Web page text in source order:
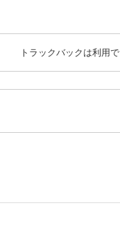
トラックバックは利用で